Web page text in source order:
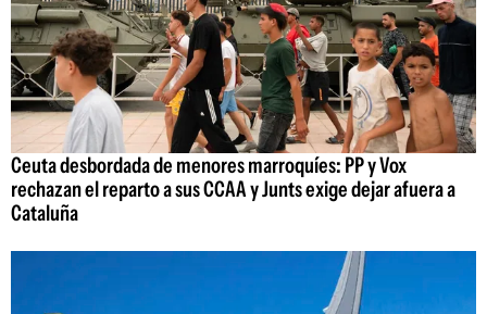
Ceuta desbordada de menores marroquíes: PP y Vox
rechazan el reparto a sus CCAA y Junts exige dejar afuera a
Cataluña